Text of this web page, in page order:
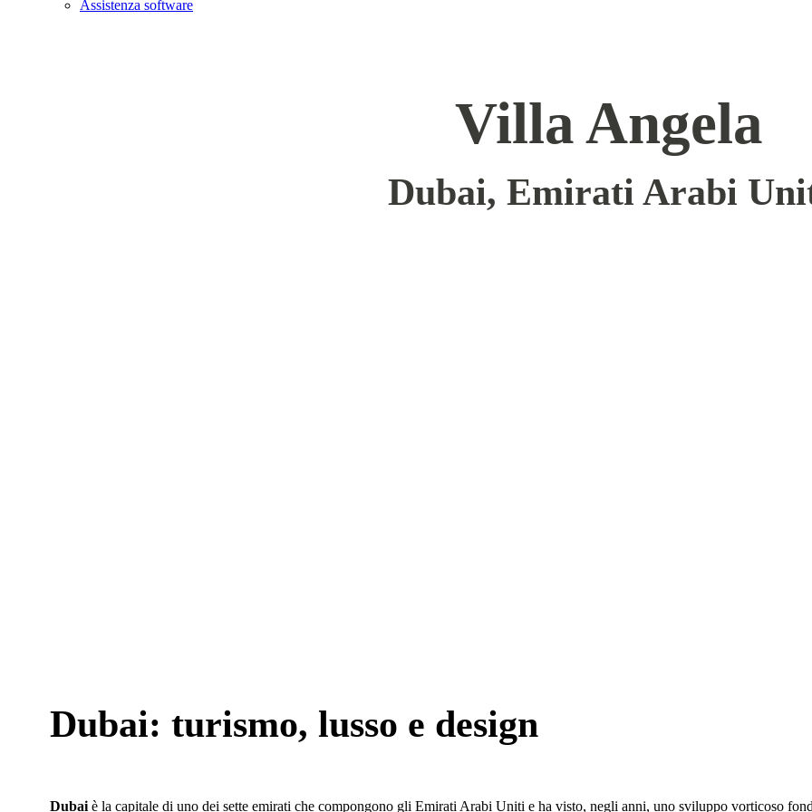
Assistenza software
Villa Angela
Dubai, Emirati Arabi
Dubai: turismo, lusso e design
Dubaiè la capitale di uno dei sette emirati che compongono gli Emirati Arabi Uniti e ha visto, negli anni, uno sviluppo vorticoso